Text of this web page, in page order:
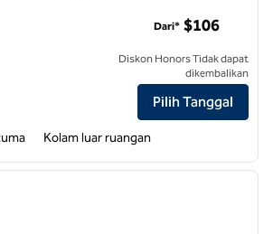
Hampton Inn Raleigh/Durham-Airport
Dari* $106
Diskon Honors Tidak dapat
dikembalikan
Pilih Tanggal
Kolam luar ruangan